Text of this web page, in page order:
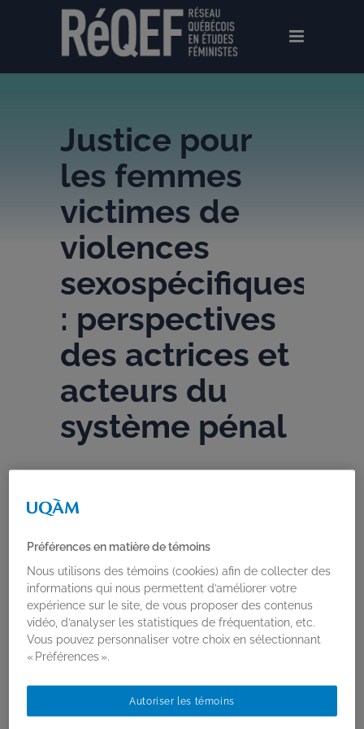
Justice pour
les femmes
victimes de
violences
sexospécifiques
: perspectives
des actrices et
acteurs du
système pénal
Sophie-Anne Morency(sociologie, UQAM),
Rachel Chagnon(sciences juridiques,
UQAM) et Marie- Marthe Cousineau
(criminologie, UdeM) ont participé au
rapport intitulé «
perspectives des actrices et acteurs du
système pénal», en collaboration avec des
Préférences en matière de témoins
Nous utilisons des témoins (cookies) afin de collecter des
informations qui nous permettent d’améliorer votre
expérience sur le site, de vous proposer des contenus
vidéo, d’analyser les statistiques de fréquentation, etc.
Vous pouvez personnaliser votre choix en sélectionnant
« Préférences ».
Autoriser les témoins